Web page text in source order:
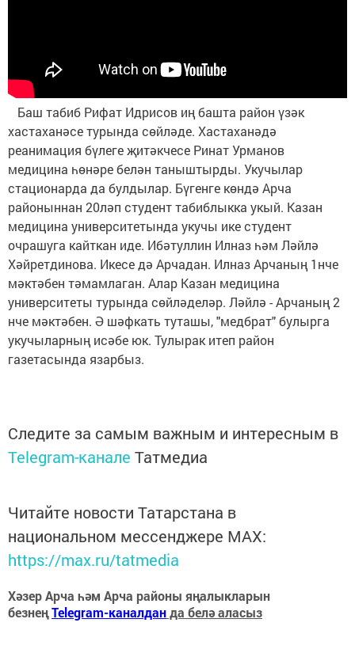
Баш табиб Рифат Идрисов иң башта район үзәк
хастаханәсе турында сөйләде. Хастаханәдә
реанимация бүлеге җитәкчесе Ринат Урманов
медицина һөнәре белән таныштырды. Укучылар
стационарда да булдылар. Бүгенге көндә Арча
районыннан 20ләп студент табиблыкка укый. Казан
медицина университетында укучы ике студент
очрашуга кайткан иде. Ибәтуллин Илназ һәм Ләйлә
Хәйретдинова. Икесе дә Арчадан. Илназ Арчаның 1нче
мәктәбен тәмамлаган. Алар Казан медицина
университеты турында сөйләделәр. Ләйлә - Арчаның 2
нче мәктәбен. Ә шәфкать туташы, "медбрат" булырга
укучыларның исәбе юк. Тулырак итеп район
газетасында язарбыз.
Следите за самым важным и интересным в
Telegram-канале Татмедиа
Читайте новости Татарстана в
национальном мессенджере MАХ:
https://max.ru/tatmedia
Хәзер Арча һәм Арча районы яңалыкларын
безнеңTelegram-каналданда белә аласыз